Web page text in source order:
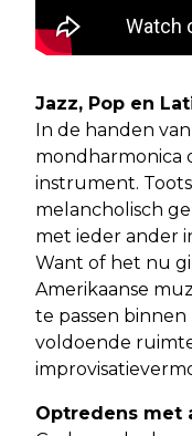
Jazz, Pop en
In de handen
mondharmonica
instrument.
melancholisch
met ieder ander
Want of het nu
Amerikaanse
te passen binnen
voldoende
Optredens met